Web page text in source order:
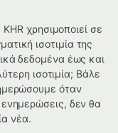
χρησιμοποιεί σε
ισοτιμία της
δεδομένα έως και
ισοτιμία; Βάλε
όταν
ενημερώσεις, δεν θα
νέα.